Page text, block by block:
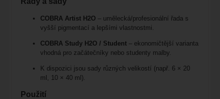
COBRA Artist H2O – umělecká/profesionální řada s
vyšší pigmentací a lepšími vlastnostmi.
COBRA Study H2O / Student– ekonomičtější varianta
vhodná pro začátečníky nebo studenty malby.
K dispozici jsou sady různých velikostí (např. 6 × 20
ml, 10 × 40 ml).
Použití